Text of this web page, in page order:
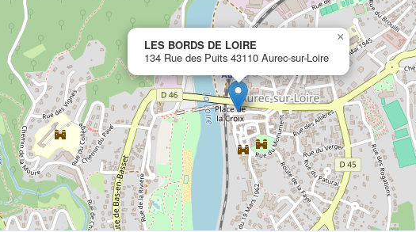
www.vme.plus/AC3436656
LES BORDS DE LOIRE
134 Rue des Puits43110 Aurec-sur-Loire
LES BORDS DE LOIRE
134 Rue des Puits 43110 Aurec-sur-Loire
×